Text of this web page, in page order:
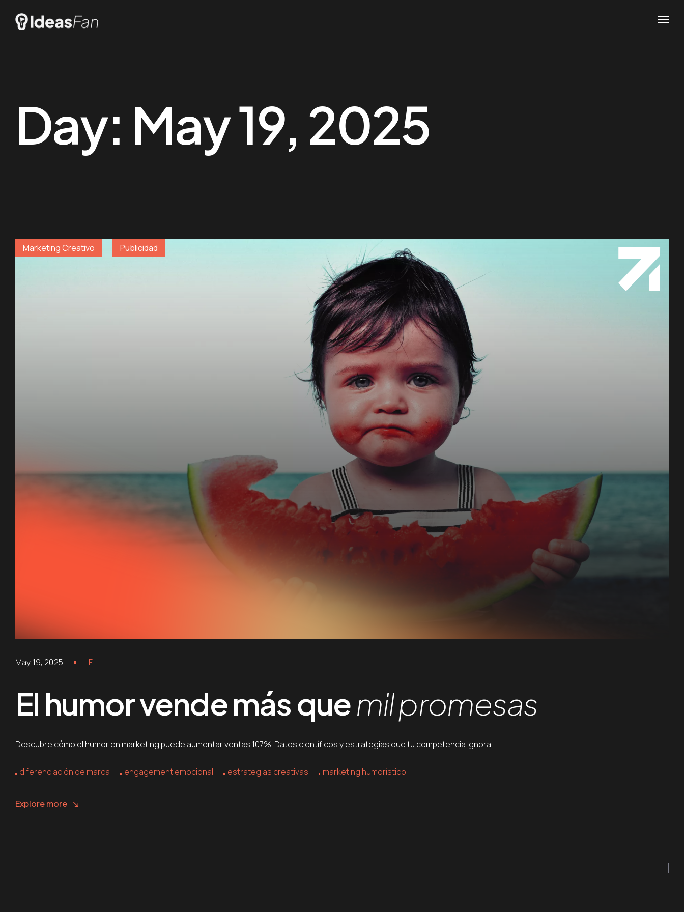
Day: May 19, 2025
Marketing Creativo Publicidad
May 19, 2025 IF
El humor vende más quemil promesas
Descubre cómo el humor en marketing puede aumentar ventas 107%. Datos científicos y estrategias que tu competencia ignora.
diferenciación de marca engagement emocional estrategias creativas marketing humorístico
Explore more